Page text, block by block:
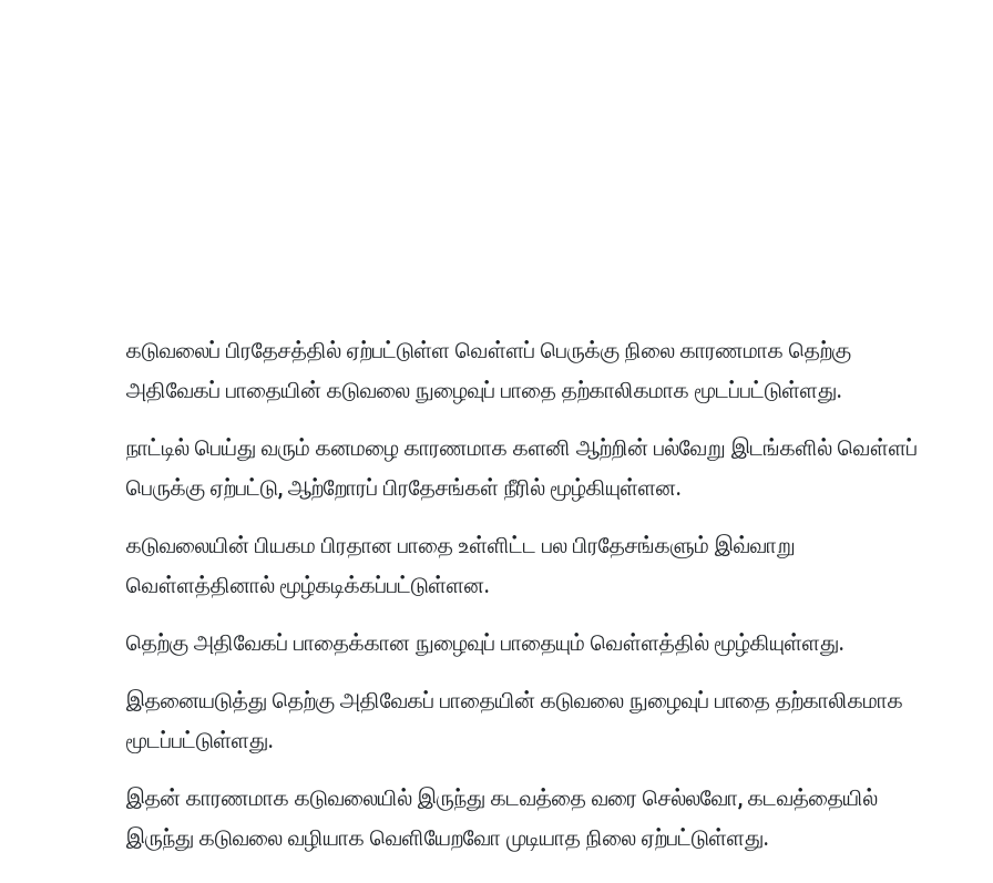
கடுவலைப் பிரதேசத்தில் ஏற்பட்டுள்ள வௌ்ளப் பெருக்கு நிலை காரணமாக தெற்கு
அதிவேகப் பாதையின் கடுவலை நுழைவுப் பாதை தற்காலிகமாக மூடப்பட்டுள்ளது.
நாட்டில் பெய்து வரும் கனமழை காரணமாக களனி ஆற்றின் பல்வேறு இடங்களில் வௌ்ளப்
பெருக்கு ஏற்பட்டு, ஆற்றோரப் பிரதேசங்கள் நீரில் மூழ்கியுள்ளன.
கடுவலையின் பியகம பிரதான பாதை உள்ளிட்ட பல பிரதேசங்களும் இவ்வாறு
வௌ்ளத்தினால் மூழ்கடிக்கப்பட்டுள்ளன.
தெற்கு அதிவேகப் பாதைக்கான நுழைவுப் பாதையும் வௌ்ளத்தில் மூழ்கியுள்ளது.
இதனையடுத்து தெற்கு அதிவேகப் பாதையின் கடுவலை நுழைவுப் பாதை தற்காலிகமாக
மூடப்பட்டுள்ளது.
இதன் காரணமாக கடுவலையில் இருந்து கடவத்தை வரை செல்லவோ, கடவத்தையில்
இருந்து கடுவலை வழியாக வெளியேறவோ முடியாத நிலை ஏற்பட்டுள்ளது.